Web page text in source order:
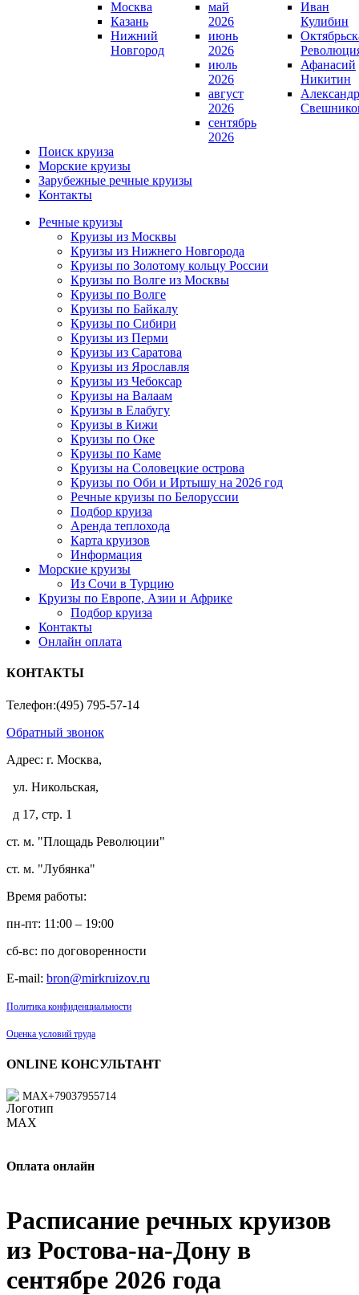
Москва
Казань
Нижний
Новгород
май
2026
июнь
2026
июль
2026
август
2026
сентябрь
2026
Иван
Кулибин
Афанасий
Никитин
Александр
Поиск круиза
Морские круизы
Зарубежные речные круизы
Контакты
Речные круизы
Круизы из Москвы
Круизы из Нижнего Новгорода
Круизы по Золотому кольцу России
Круизы по Волге из Москвы
Круизы по Волге
Круизы по Байкалу
Круизы по Сибири
Круизы из Перми
Круизы из Саратова
Круизы из Ярославля
Круизы из Чебоксар
Круизы на Валаам
Круизы в Елабугу
Круизы в Кижи
Круизы по Оке
Круизы по Каме
Круизы на Соловецкие острова
Круизы по Оби и Иртышу на 2026 год
Речные круизы по Белоруссии
Подбор круиза
Аренда теплохода
Карта круизов
Информация
Морские круизы
Из Сочи в Турцию
Круизы по Европе, Азии и Африке
Подбор круиза
Контакты
Онлайн оплата
КОНТАКТЫ
Телефон:(495) 795-57-14
Обратный звонок
Адрес: г. Москва,
ул. Никольская,
д 17, стр. 1
ст. м. "Площадь Революции"
ст. м. "Лубянка"
Время работы:
пн-пт: 11:00 – 19:00
сб-вс: по договоренности
E-mail: bron@mirkruizov.ru
Политика конфиденциальности
Оценка условий труда
ONLINE КОНСУЛЬТАНТ
MAX+79037955714
Оплата онлайн
Расписание речных круизов
из Ростова-на-Дону в
сентябре 2026 года